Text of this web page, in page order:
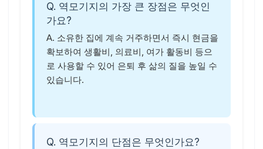
Q. 역모기지의 가장 큰 장점은 무엇인
가요?
A. 소유한 집에 계속 거주하면서 즉시 현금을
확보하여 생활비, 의료비, 여가 활동비 등으
로 사용할 수 있어 은퇴 후 삶의 질을 높일 수
있습니다.
Q. 역모기지의 단점은 무엇인가요?